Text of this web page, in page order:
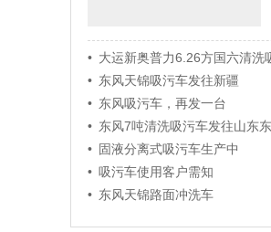
• 大运新奥普力6.26方国六清洗
• 东风天锦吸污车发往新疆
• 东风吸污车，再发一台
• 东风7吨清洗吸污车发往山东
• 固液分离式吸污车生产中
• 吸污车使用客户需知
• 东风天锦路面冲洗车